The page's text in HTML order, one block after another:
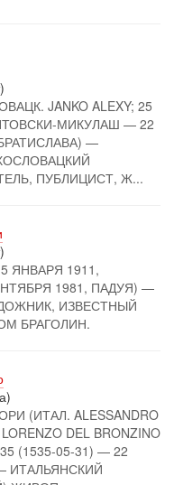
JANKO ALEXY; 25
МИКУЛАШ — 22
—
ПУБЛИЦИСТ, Ж...
ЯНВАРЯ 1911,
1981, ПАДУЯ) —
ИЗВЕСТНЫЙ
БРАГОЛИН.
(ИТАЛ. ALESSANDRO
DEL BRONZINO
(1535-05-31) — 22
ИТАЛЬЯНСКИЙ